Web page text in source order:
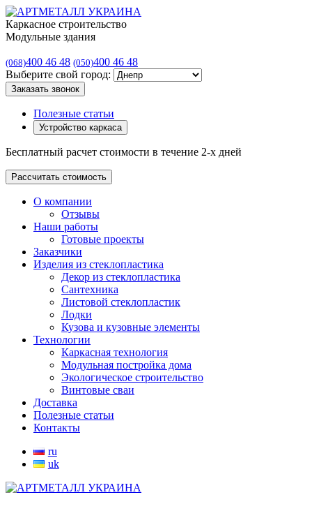
Каркасное строительство
Модульные здания
(068)400 46 48 (050)400 46 48
Выберите свой город:
Заказать звонок
Полезные статьи
Устройство каркаса
Бесплатный расчет стоимости в течение 2-х дней
Рассчитать стоимость
О компании
Отзывы
Наши работы
Готовые проекты
Заказчики
Изделия из стеклопластика
Декор из стеклопластика
Сантехника
Листовой стеклопластик
Лодки
Кузова и кузовные элементы
Технологии
Каркасная технология
Модульная постройка дома
Экологическое строительство
Винтовые сваи
Доставка
Полезные статьи
Контакты
ru
uk